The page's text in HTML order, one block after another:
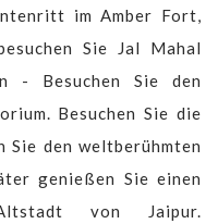
im Amber Fort,
Sie Jal Mahal
- Besuchen Sie den
Besuchen Sie die
Sie den weltberühmten
genießen Sie einen
von Jaipur.